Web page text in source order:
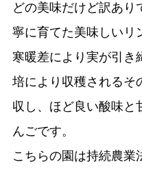
どの美味だけど訳あり
寧に育てた美味しいリ
寒暖差により実が引き
培により収穫されるそ
収し、ほど良い酸味と
んごです。
こちらの園は持続農業